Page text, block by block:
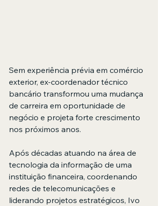
Sem experiência prévia em comércio
exterior, ex-coordenador técnico
bancário transformou uma mudança
de carreira em oportunidade de
negócio e projeta forte crescimento
nos próximos anos.
Após décadas atuando na área de
tecnologia da informação de uma
instituição financeira, coordenando
redes de telecomunicações e
liderando projetos estratégicos, Ivo